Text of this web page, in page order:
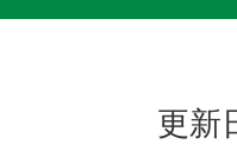
更新